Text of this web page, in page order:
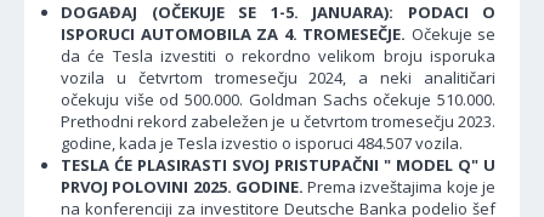
DOGAĐAJ (OČEKUJE SE 1-5. JANUARA): PODACI O
ISPORUCI AUTOMOBILA ZA 4. TROMESEČJE. Očekuje se
da će Tesla izvestiti o rekordno velikom broju isporuka
vozila u četvrtom tromesečju 2024, a neki analitičari
očekuju više od 500.000. Goldman Sachs očekuje 510.000.
Prethodni rekord zabeležen je u četvrtom tromesečju 2023.
godine, kada je Tesla izvestio o isporuci 484.507 vozila.
TESLA ĆE PLASIRASTI SVOJ PRISTUPAČNI " MODEL Q" U
PRVOJ POLOVINI 2025. GODINE.Prema izveštajima koje je
na konferenciji za investitore Deutsche Banka podelio šef